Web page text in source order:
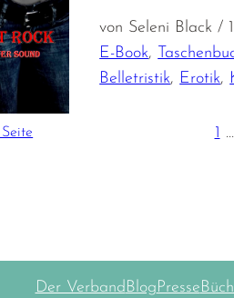
von Seleni Black /
E-Book,
Belletristik, Erotik,
1 …
Der VerbandBlogPresse